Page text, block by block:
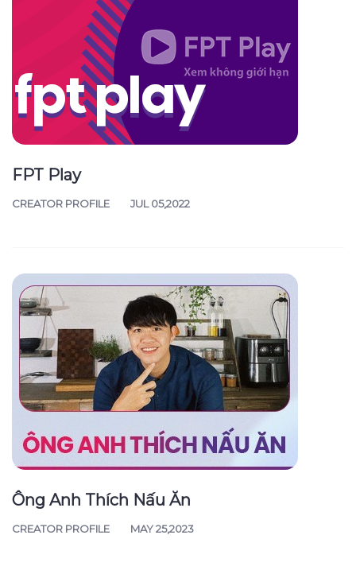
FPT Play
CREATOR PROFILE JUL 05,2022
Ông Anh Thích Nấu Ăn
CREATOR PROFILE MAY 25,2023